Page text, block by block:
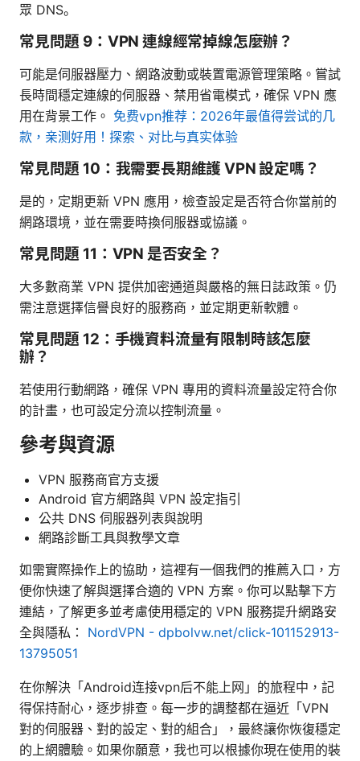
眾 DNS。
常見問題 9：VPN 連線經常掉線怎麼辦？
可能是伺服器壓力、網路波動或裝置電源管理策略。嘗試
長時間穩定連線的伺服器、禁用省電模式，確保 VPN 應
用在背景工作。 免费vpn推荐：2026年最值得尝试的几
款，亲测好用！探索、对比与真实体验
常見問題 10：我需要長期維護 VPN 設定嗎？
是的，定期更新 VPN 應用，檢查設定是否符合你當前的
網路環境，並在需要時換伺服器或協議。
常見問題 11：VPN 是否安全？
大多數商業 VPN 提供加密通道與嚴格的無日誌政策。仍
需注意選擇信譽良好的服務商，並定期更新軟體。
常見問題 12：手機資料流量有限制時該怎麼
辦？
若使用行動網路，確保 VPN 專用的資料流量設定符合你
的計畫，也可設定分流以控制流量。
參考與資源
VPN 服務商官方支援
Android 官方網路與 VPN 設定指引
公共 DNS 伺服器列表與說明
網路診斷工具與教學文章
如需實際操作上的協助，這裡有一個我們的推薦入口，方
便你快速了解與選擇合適的 VPN 方案。你可以點擊下方
連結，了解更多並考慮使用穩定的 VPN 服務提升網路安
全與隱私： NordVPN - dpbolvw.net/click-101152913-
13795051
在你解決「Android连接vpn后不能上网」的旅程中，記
得保持耐心，逐步排查。每一步的調整都在逼近「VPN
對的伺服器、對的設定、對的組合」，最終讓你恢復穩定
的上網體驗。如果你願意，我也可以根據你現在使用的裝